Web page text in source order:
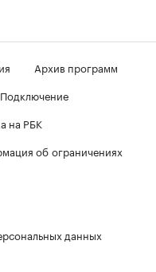
Архив программ
Подключение
на РБК
об ограничениях
данных